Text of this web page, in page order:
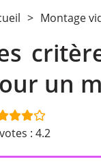
> Montage
un
votes : 4.2